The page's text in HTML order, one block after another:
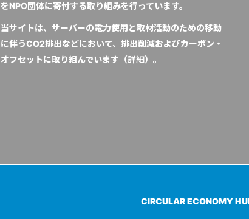
をNPO団体に寄付する取り組みを行っています。
当サイトは、サーバーの電力使用と取材活動のための移動
に伴うCO2排出などにおいて、排出削減およびカーボン・
オフセットに取り組んでいます（詳細）。
CIRCULAR ECONOMY